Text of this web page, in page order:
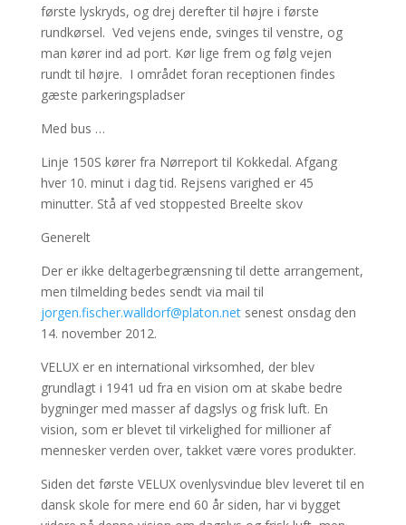
første lyskryds, og drej derefter til højre i første
rundkørsel. Ved vejens ende, svinges til venstre, og
man kører ind ad port. Kør lige frem og følg vejen
rundt til højre. I området foran receptionen findes
gæste parkeringspladser
Med bus …
Linje 150S kører fra Nørreport til Kokkedal. Afgang
hver 10. minut i dag tid. Rejsens varighed er 45
minutter. Stå af ved stoppested Breelte skov
Generelt
Der er ikke deltagerbegrænsning til dette arrangement,
men tilmelding bedes sendt via mail til
jorgen.fischer.walldorf@platon.netsenest onsdag den
14. november 2012.
VELUX er en international virksomhed, der blev
grundlagt i 1941 ud fra en vision om at skabe bedre
bygninger med masser af dagslys og frisk luft. En
vision, som er blevet til virkelighed for millioner af
mennesker verden over, takket være vores produkter.
Siden det første VELUX ovenlysvindue blev leveret til en
dansk skole for mere end 60 år siden, har vi bygget